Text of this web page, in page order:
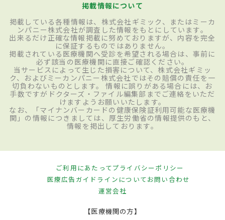
掲載情報について
掲載している各種情報は、株式会社ギミック、またはミーカ
ンパニー株式会社が調査した情報をもとにしています。
出来るだけ正確な情報掲載に努めておりますが、内容を完全
に保証するものではありません。
掲載されている医療機関へ受診を希望される場合は、事前に
必ず該当の医療機関に直接ご確認ください。
当サービスによって生じた損害について、株式会社ギミッ
ク、およびミーカンパニー株式会社ではその賠償の責任を一
切負わないものとします。 情報に誤りがある場合には、お
手数ですがドクターズ・ファイル編集部までご連絡をいただ
けますようお願いいたします。
なお、「マイナンバーカードの健康保険証利用可能な医療機
関」の情報につきましては、厚生労働省の情報提供のもと、
情報を掲出しております。
ご利用にあたってプライバシーポリシー
医療広告ガイドラインについてお問い合わせ
運営会社
【医療機関の方】